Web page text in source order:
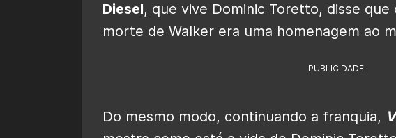
Diesel, que vive Dominic Toretto, disse que
morte de Walker era uma homenagem ao
PUBLICIDADE
Do mesmo modo, continuando a franquia,